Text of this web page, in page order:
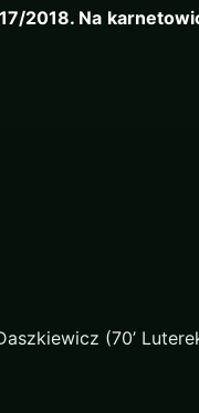
2018. Na
(70’